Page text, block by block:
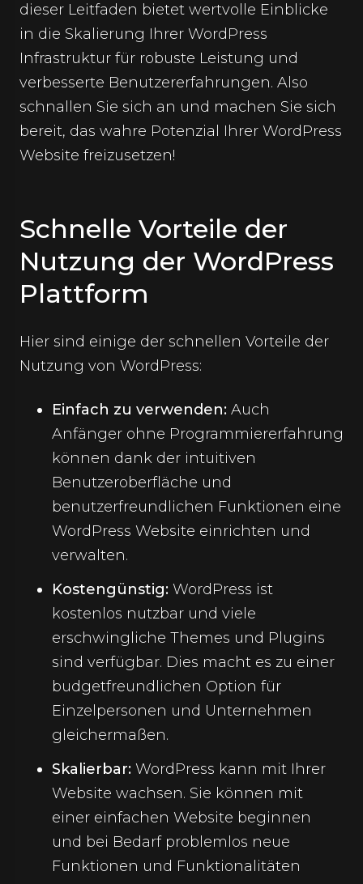
dieser Leitfaden bietet wertvolle Einblicke
in die Skalierung Ihrer WordPress
Infrastruktur für robuste Leistung und
verbesserte Benutzererfahrungen. Also
schnallen Sie sich an und machen Sie sich
bereit, das wahre Potenzial Ihrer WordPress
Website freizusetzen!
Schnelle Vorteile der
Nutzung der WordPress
Plattform
Hier sind einige der schnellen Vorteile der
Nutzung von WordPress:
Einfach zu verwenden: Auch
Anfänger ohne Programmiererfahrung
können dank der intuitiven
Benutzeroberfläche und
benutzerfreundlichen Funktionen eine
WordPress Website einrichten und
verwalten.
Kostengünstig: WordPress ist
kostenlos nutzbar und viele
erschwingliche Themes und Plugins
sind verfügbar. Dies macht es zu einer
budgetfreundlichen Option für
Einzelpersonen und Unternehmen
gleichermaßen.
Skalierbar: WordPress kann mit Ihrer
Website wachsen. Sie können mit
einer einfachen Website beginnen
und bei Bedarf problemlos neue
Funktionen und Funktionalitäten